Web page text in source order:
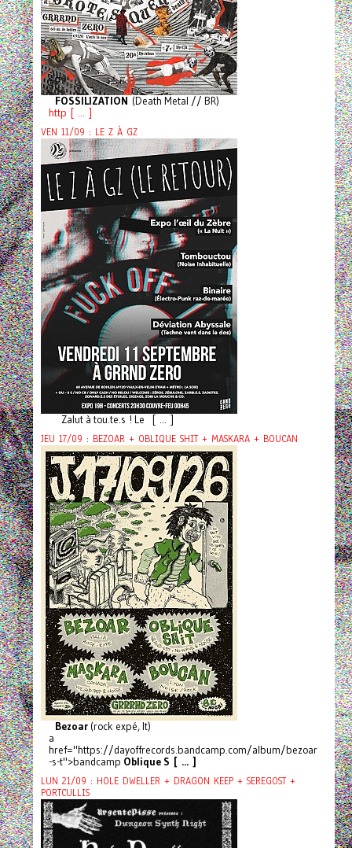
FOSSILIZATION (Death Metal // BR)
http [ ... ]
VEN 11/09 : LE Z À GZ
Zalut à tou.te.s ! Le [ ... ]
JEU 17/09 : BEZOAR + OBLIQUE SHIT + MASKARA + BOUCAN
Bezoar(rock expé, It)
a
href="https://dayoffrecords.bandcamp.com/album/bezoar
-s-t">bandcamp Oblique S [ ... ]
LUN 21/09 : HOLE DWELLER + DRAGON KEEP + SEREGOST +
PORTCULLIS